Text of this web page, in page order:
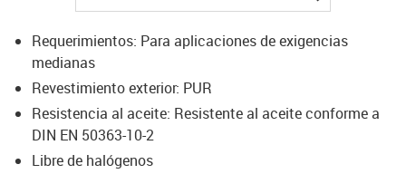
Requerimientos: Para aplicaciones de exigencias
medianas
Revestimiento exterior: PUR
Resistencia al aceite: Resistente al aceite conforme a
DIN EN 50363-10-2
Libre de halógenos